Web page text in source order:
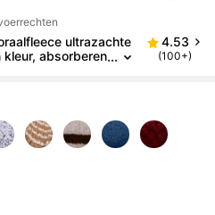
ultrazachte
absorberen
4.53
(100+)